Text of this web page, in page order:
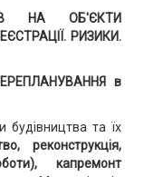
НА ОБ'ЄКТИ
РИЗИКИ.
в
будівництва та їх
реконструкція,
капремонт